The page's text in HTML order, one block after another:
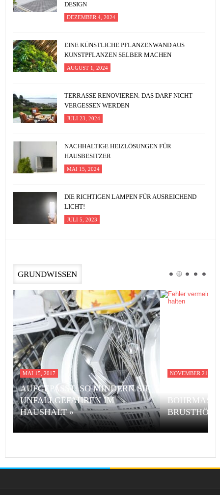
DESIGN
DEZEMBER 4, 2024
EINE KÜNSTLICHE PFLANZENWAND AUS
KUNSTPFLANZEN SELBER MACHEN
AUGUST 1, 2024
TERRASSE RENOVIEREN: DAS DARF NICHT
VERGESSEN WERDEN
JULI 23, 2024
NACHHALTIGE HEIZLÖSUNGEN FÜR
HAUSBESITZER
MAI 15, 2024
DIE RICHTIGEN LAMPEN FÜR AUSREICHEND
LICHT!
JULI 5, 2023
GRUNDWISSEN
MAI 15, 2017
AUFGEPASST: SO MINDERN SIE
UNFALLGEFAHREN IM
HAUSHALT »
NOVEMBER 21,